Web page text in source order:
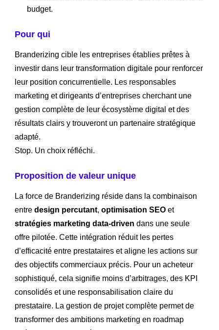
budget.
Pour qui
Branderizing cible les entreprises établies prêtes à
investir dans leur transformation digitale pour renforcer
leur position concurrentielle. Les responsables
marketing et dirigeants d’entreprises cherchant une
gestion complète de leur écosystème digital et des
résultats clairs y trouveront un partenaire stratégique
adapté.
Stop. Un choix réfléchi.
Proposition de valeur unique
La force de Branderizing réside dans la combinaison
entre design percutant, optimisation SEO et
stratégies marketing data-driven dans une seule
offre pilotée. Cette intégration réduit les pertes
d’efficacité entre prestataires et aligne les actions sur
des objectifs commerciaux précis. Pour un acheteur
sophistiqué, cela signifie moins d’arbitrages, des KPI
consolidés et une responsabilisation claire du
prestataire. La gestion de projet complète permet de
transformer des ambitions marketing en roadmap